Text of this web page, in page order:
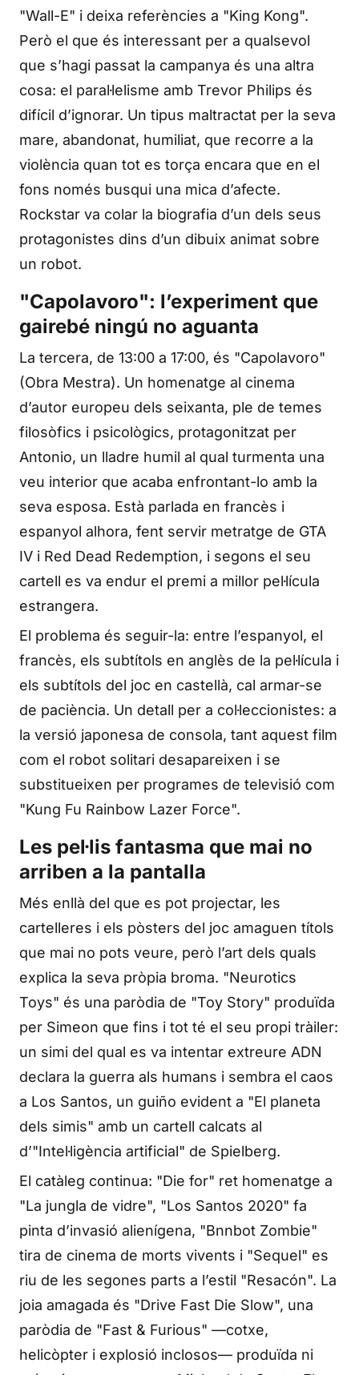
"Wall-E" i deixa referències a "King Kong".
Però el que és interessant per a qualsevol
que s’hagi passat la campanya és una altra
cosa: el paral·lelisme amb Trevor Philips és
difícil d’ignorar. Un tipus maltractat per la seva
mare, abandonat, humiliat, que recorre a la
violència quan tot es torça encara que en el
fons només busqui una mica d’afecte.
Rockstar va colar la biografia d’un dels seus
protagonistes dins d’un dibuix animat sobre
un robot.
"Capolavoro": l’experiment que
gairebé ningú no aguanta
La tercera, de 13:00 a 17:00, és "Capolavoro"
(Obra Mestra). Un homenatge al cinema
d’autor europeu dels seixanta, ple de temes
filosòfics i psicològics, protagonitzat per
Antonio, un lladre humil al qual turmenta una
veu interior que acaba enfrontant-lo amb la
seva esposa. Està parlada en francès i
espanyol alhora, fent servir metratge de GTA
IV i Red Dead Redemption, i segons el seu
cartell es va endur el premi a millor pel·lícula
estrangera.
El problema és seguir-la: entre l’espanyol, el
francès, els subtítols en anglès de la pel·lícula i
els subtítols del joc en castellà, cal armar-se
de paciència. Un detall per a col·leccionistes: a
la versió japonesa de consola, tant aquest film
com el robot solitari desapareixen i se
substitueixen per programes de televisió com
"Kung Fu Rainbow Lazer Force".
Les pel·lis fantasma que mai no
arriben a la pantalla
Més enllà del que es pot projectar, les
cartelleres i els pòsters del joc amaguen títols
que mai no pots veure, però l’art dels quals
explica la seva pròpia broma. "Neurotics
Toys" és una paròdia de "Toy Story" produïda
per Simeon que fins i tot té el seu propi tràiler:
un simi del qual es va intentar extreure ADN
declara la guerra als humans i sembra el caos
a Los Santos, un guiño evident a "El planeta
dels simis" amb un cartell calcats al
d’"Intel·ligència artificial" de Spielberg.
El catàleg continua: "Die for" ret homenatge a
"La jungla de vidre", "Los Santos 2020" fa
pinta d’invasió alienígena, "Bnnbot Zombie"
tira de cinema de morts vivents i "Sequel" es
riu de les segones parts a l’estil "Resacón". La
joia amagada és "Drive Fast Die Slow", una
paròdia de "Fast & Furious" —cotxe,
helicòpter i explosió inclosos— produïda ni